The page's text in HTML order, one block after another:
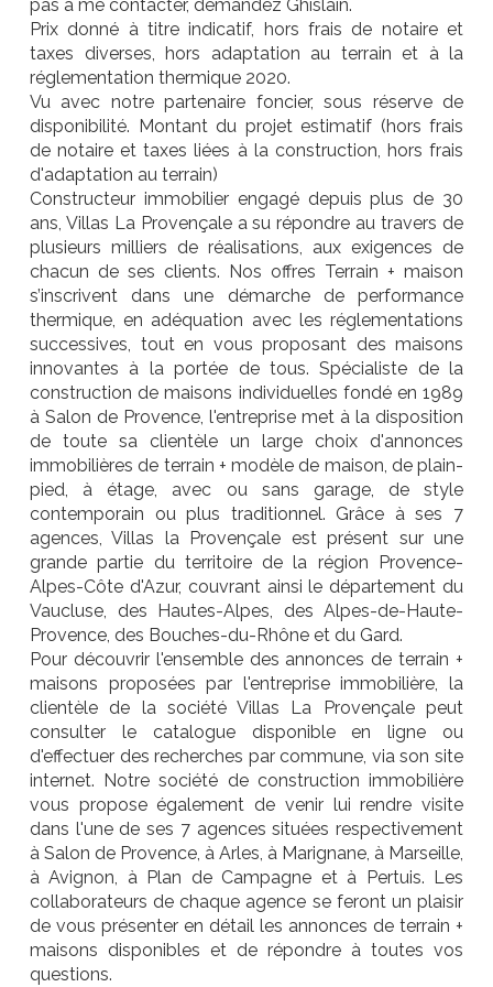
pas à me contacter, demandez Ghislain.
Prix donné à titre indicatif, hors frais de notaire et
taxes diverses, hors adaptation au terrain et à la
réglementation thermique 2020.
Vu avec notre partenaire foncier, sous réserve de
disponibilité. Montant du projet estimatif (hors frais
de notaire et taxes liées à la construction, hors frais
d'adaptation au terrain)
Constructeur immobilier engagé depuis plus de 30
ans, Villas La Provençale a su répondre au travers de
plusieurs milliers de réalisations, aux exigences de
chacun de ses clients. Nos offres Terrain + maison
s’inscrivent dans une démarche de performance
thermique, en adéquation avec les réglementations
successives, tout en vous proposant des maisons
innovantes à la portée de tous. Spécialiste de la
construction de maisons individuelles fondé en 1989
à Salon de Provence, l'entreprise met à la disposition
de toute sa clientèle un large choix d'annonces
immobilières de terrain + modèle de maison, de plain-
pied, à étage, avec ou sans garage, de style
contemporain ou plus traditionnel. Grâce à ses 7
agences, Villas la Provençale est présent sur une
grande partie du territoire de la région Provence-
Alpes-Côte d'Azur, couvrant ainsi le département du
Vaucluse, des Hautes-Alpes, des Alpes-de-Haute-
Provence, des Bouches-du-Rhône et du Gard.
Pour découvrir l'ensemble des annonces de terrain +
maisons proposées par l'entreprise immobilière, la
clientèle de la société Villas La Provençale peut
consulter le catalogue disponible en ligne ou
d'effectuer des recherches par commune, via son site
internet. Notre société de construction immobilière
vous propose également de venir lui rendre visite
dans l'une de ses 7 agences situées respectivement
à Salon de Provence, à Arles, à Marignane, à Marseille,
à Avignon, à Plan de Campagne et à Pertuis. Les
collaborateurs de chaque agence se feront un plaisir
de vous présenter en détail les annonces de terrain +
maisons disponibles et de répondre à toutes vos
questions.